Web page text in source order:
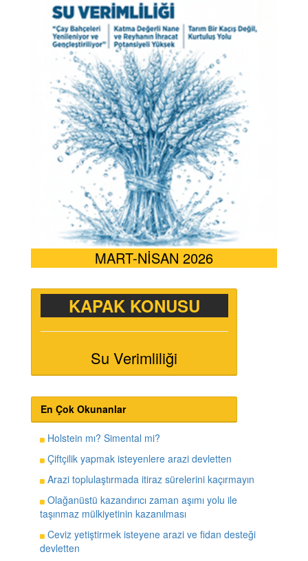
MART-NİSAN 2026
KAPAK KONUSU
Su Verimliliği
En Çok Okunanlar
Holstein mı? Simental mi?
Çiftçilik yapmak isteyenlere arazi devletten
Arazi toplulaştırmada itiraz sürelerini kaçırmayın
Olağanüstü kazandırıcı zaman aşımı yolu ile
taşınmaz mülkiyetinin kazanılması
Ceviz yetiştirmek isteyene arazi ve fidan desteği
devletten